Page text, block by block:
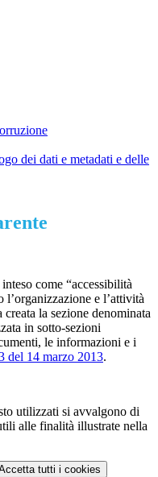
dei dati e metadati e delle
inteso come “accessibilità
e l’attività
la sezione denominata
in sotto-sezioni
le informazioni e i
del 14 marzo 2013.
utilizzati si avvalgono di
alle finalità illustrate nella
tutti i cookies